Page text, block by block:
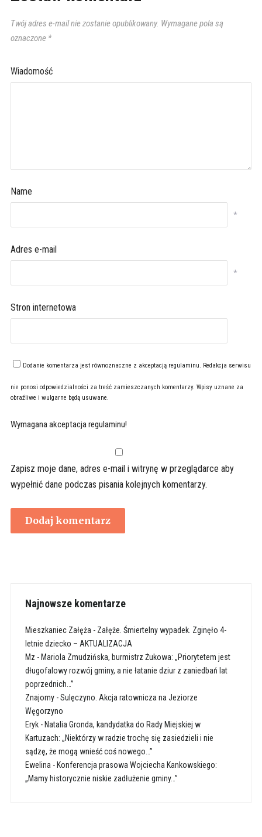
Twój adres e-mail nie zostanie opublikowany. Wymagane pola są
oznaczone *
Wiadomość
Name
*
Adres e-mail
*
Stron internetowa
Dodanie komentarza jest równoznaczne z akceptacją regulaminu. Redakcja serwisu
nie ponosi odpowiedzialności za treść zamieszczanych komentarzy. Wpisy uznane za
obraźliwe i wulgarne będą usuwane.
Wymagana akceptacja regulaminu!
Zapisz moje dane, adres e-mail i witrynę w przeglądarce aby
wypełnić dane podczas pisania kolejnych komentarzy.
Najnowsze komentarze
Mieszkaniec Załęża - Załęże. Śmiertelny wypadek. Zginęło 4-
letnie dziecko – AKTUALIZACJA
Mz - Mariola Zmudzińska, burmistrz Żukowa: „Priorytetem jest
długofalowy rozwój gminy, a nie łatanie dziur z zaniedbań lat
poprzednich…”
Znajomy-Sulęczyno. Akcja ratownicza na Jeziorze
Węgorzyno
Eryk- Natalia Gronda, kandydatka do Rady Miejskiej w
Kartuzach: „Niektórzy w radzie trochę się zasiedzieli i nie
sądzę, że mogą wnieść coś nowego…”
Ewelina - Konferencja prasowa Wojciecha Kankowskiego:
„Mamy historycznie niskie zadłużenie gminy…”